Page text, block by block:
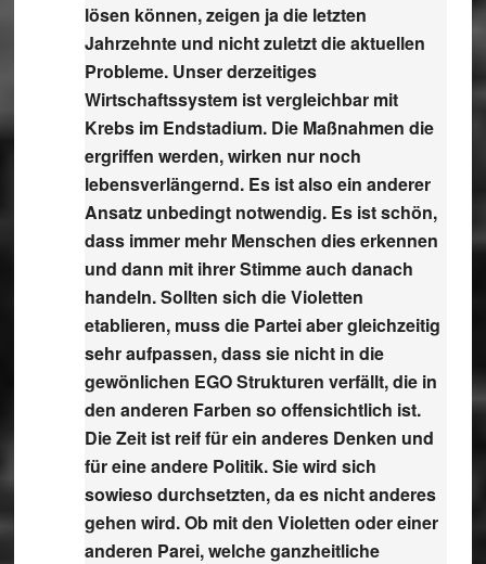
lösen können, zeigen ja die letzten
Jahrzehnte und nicht zuletzt die aktuellen
Probleme. Unser derzeitiges
Wirtschaftssystem ist vergleichbar mit
Krebs im Endstadium. Die Maßnahmen die
ergriffen werden, wirken nur noch
lebensverlängernd. Es ist also ein anderer
Ansatz unbedingt notwendig. Es ist schön,
dass immer mehr Menschen dies erkennen
und dann mit ihrer Stimme auch danach
handeln. Sollten sich die Violetten
etablieren, muss die Partei aber gleichzeitig
sehr aufpassen, dass sie nicht in die
gewönlichen EGO Strukturen verfällt, die in
den anderen Farben so offensichtlich ist.
Die Zeit ist reif für ein anderes Denken und
für eine andere Politik. Sie wird sich
sowieso durchsetzten, da es nicht anderes
gehen wird. Ob mit den Violetten oder einer
anderen Parei, welche ganzheitliche